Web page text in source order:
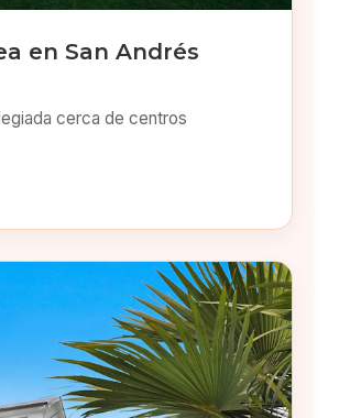
en San Andrés
cerca de centros